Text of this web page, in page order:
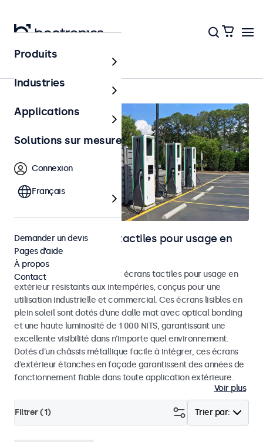
Accueil
Moniteurs et écrans tactiles pour usage en
extérieur
Découvrez nos moniteurs et écrans tactiles pour usage en
extérieur résistants aux intempéries, conçus pour une
utilisation industrielle et commercial. Ces écrans lisibles en
plein soleil sont dotés d'une dalle mat avec optical bonding
et une haute luminosité de 1 000 NITS, garantissant une
excellente visibilité dans n'importe quel environnement.
Dotés d'un châssis métallique facile à intégrer, ces écrans
d'extérieur étanches en façade garantissent des années de
fonctionnement fiable dans toute application extérieure.
Voir plus
Trier par:
Filtrer (1)
Produits
Industries
Applications
Solutions sur mesure
Connexion
Français
Demander un devis
Pages d’aide
À propos
Contact